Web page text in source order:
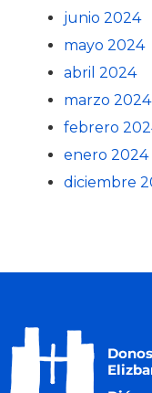
junio 2024
mayo 2024
abril 2024
marzo 2024
febrero
enero 2024
diciembre